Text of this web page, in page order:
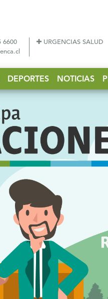
6600
URGENCIAS SALUD
DEPORTES NOTICIAS